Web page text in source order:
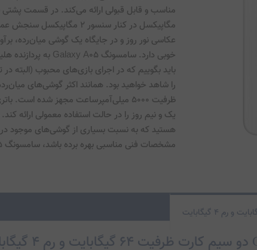
مشخصات فنی مناسبی بهره برده باشد، سامسونگ Galaxy A05 می‌تواند گزینه بسیار مناسبی برای شما باشد.